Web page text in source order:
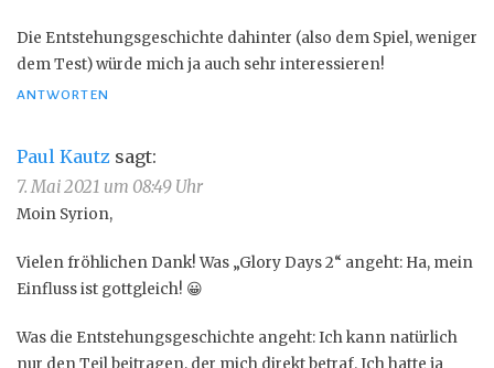
Die Entstehungsgeschichte dahinter (also dem Spiel, weniger
dem Test) würde mich ja auch sehr interessieren!
ANTWORTEN
Paul Kautz sagt:
7. Mai 2021 um 08:49 Uhr
Moin Syrion,
Vielen fröhlichen Dank! Was „Glory Days 2“ angeht: Ha, mein
Einfluss ist gottgleich! 😀
Was die Entstehungsgeschichte angeht: Ich kann natürlich